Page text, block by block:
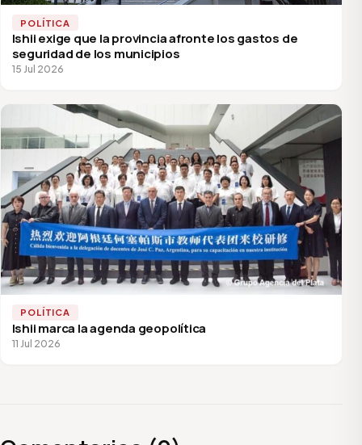
POLÍTICA
Ishii exige que la provincia afronte los gastos de
seguridad de los municipios
15 Jul 2026
POLÍTICA
Ishii marca la agenda geopolítica
11 Jul 2026